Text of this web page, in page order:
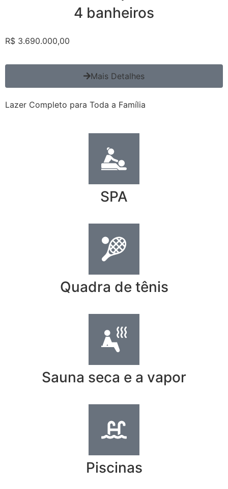
4 banheiros
R$ 3.690.000,00
Mais Detalhes
Lazer Completo para Toda a Família
SPA
Quadra de tênis
Sauna seca e a vapor
Piscinas